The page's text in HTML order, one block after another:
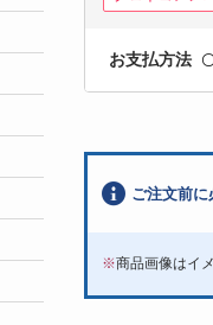
お支払方法
ご注文前
※商品画像はイ